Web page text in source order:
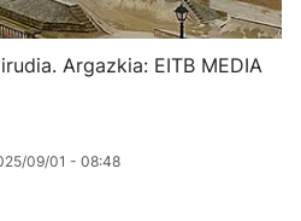
Argazkia: EITB MEDIA
09/01 - 08:48